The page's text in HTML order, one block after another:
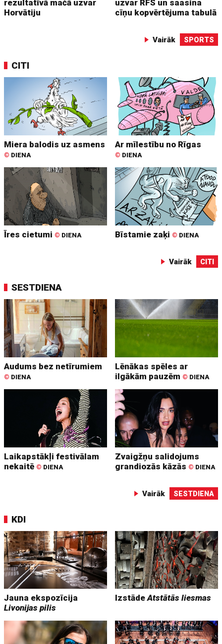
rezultatīvā mačā uzvar
Horvātiju
uzvar RFS un saasina
cīņu kopvērtējuma tabulā
Vairāk SPORTS
CITI
Miera balodis uz asmens
© DIENA
Ar mīlestību no Rīgas
© DIENA
Īres cietumi © DIENA Bīstamie zaķi © DIENA
Vairāk CITI
SESTDIENA
Audums bez netīrumiem
© DIENA
Lēnākas spēles ar
ilgākām pauzēm © DIENA
Laikapstākļi festivālam
nekaitē © DIENA
Zvaigžņu salidojums
grandiozās kāzās © DIENA
Vairāk SESTDIENA
KDI
Jauna ekspozīcija
Livonijas pilis
IzstādeAtstātās liesmas